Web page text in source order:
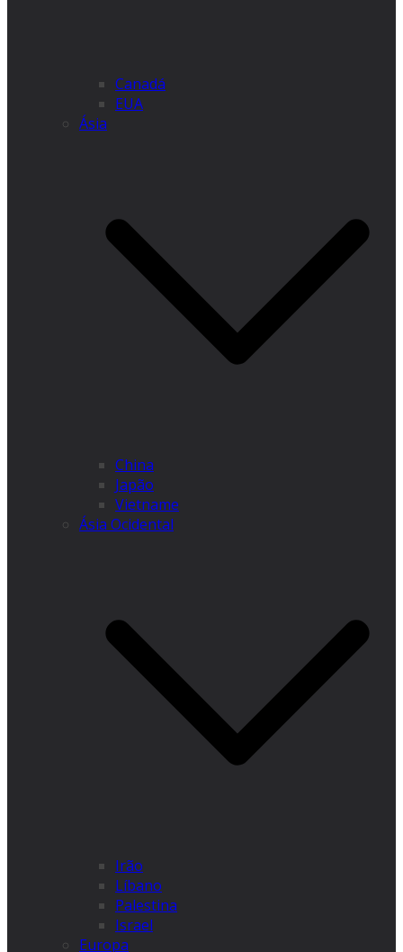
Canadá
EUA
Ásia
China
Japão
Vietname
Ásia Ocidental
Irão
Líbano
Palestina
Israel
Europa